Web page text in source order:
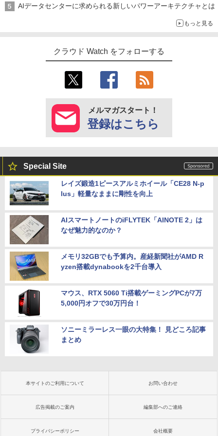
AIデータセンターに求められる新しいパワーアーキテクチャとは
もっと見る
クラウド Watch をフォローする
メルマガスタート！
登録はこちら
Special Site
レイズ鍛造1ピースアルミホイール「CE28 N-p
lus」軽量なままに剛性を向上
AIスマートノートのiFLYTEK「AINOTE 2」は
なぜ魅力的なのか？
メモリ32GBでも予算内。産経新聞社がAMD R
yzen搭載dynabookを2千台導入
マウス、RTX 5060 Ti搭載ゲーミングPCが7万
5,000円オフで30万円台！
ソニーミラーレス一眼の大特集！ 見どころ記事
まとめ
本サイトのご利用について お問い合わせ
広告掲載のご案内 編集部へのご連絡
プライバシーポリシー 会社概要